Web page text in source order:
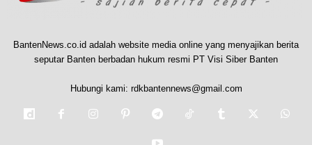
BantenNews.co.id adalah website media online yang menyajikan berita
seputar Banten berbadan hukum resmi PT Visi Siber Banten
Hubungi kami: rdkbantennews@gmail.com